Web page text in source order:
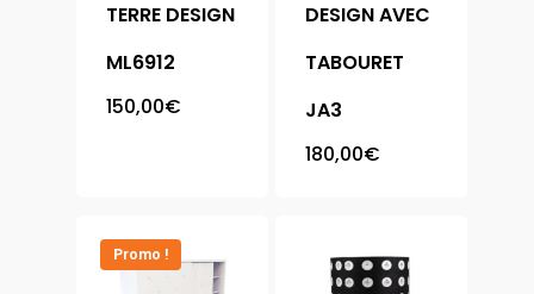
TERRE DESIGN
ML6912
150,00€
DESIGN AVEC
TABOURET
JA3
180,00€
Promo !